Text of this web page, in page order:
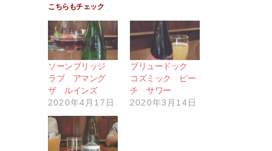
こちらもチェック
ソーンブリッジ
ラブ アマング
ザ ルインズ
2020年4月17日
ブリュードック
コズミック ピー
チ サワー
2020年3月14日